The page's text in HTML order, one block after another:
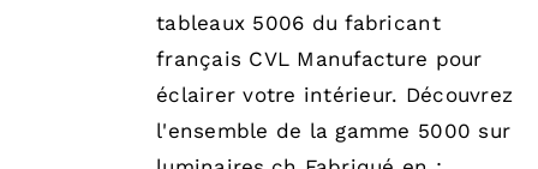
tableaux 5006 du fabricant
français CVL Manufacture pour
éclairer votre intérieur. Découvrez
l'ensemble de la gamme 5000 sur